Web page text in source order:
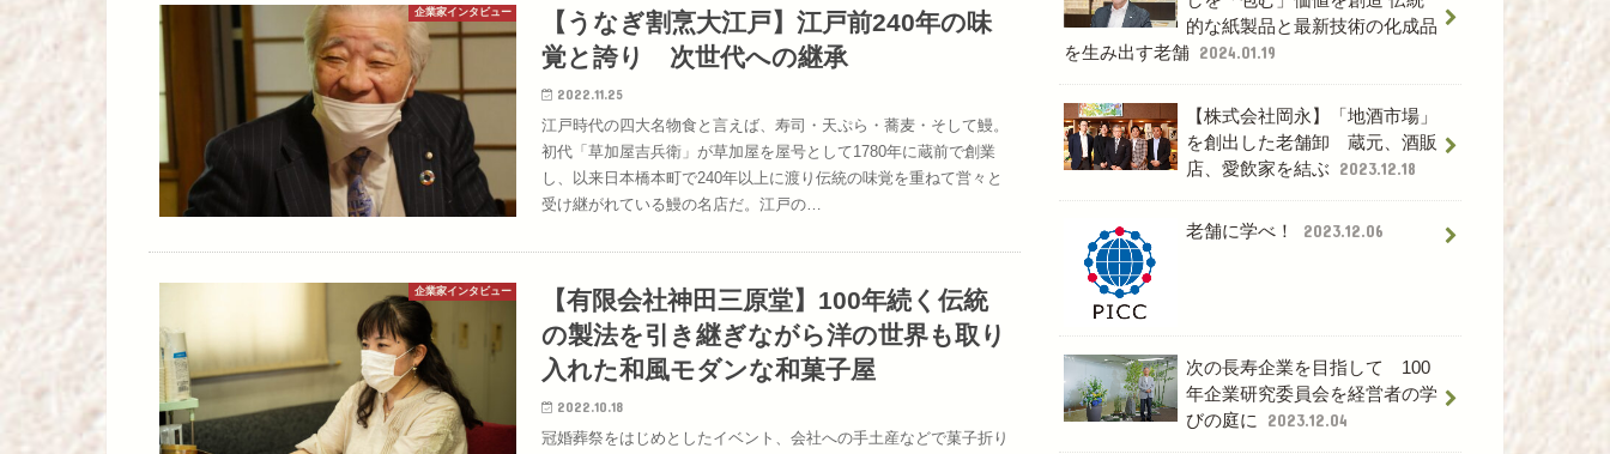
企業家インタビュー
【うなぎ割烹大江戸】江戸前240年の味
覚と誇り 次世代への継承
2022.11.25
江戸時代の四大名物食と言えば、寿司・天ぷら・蕎麦・そして鰻。
初代「草加屋吉兵衛」が草加屋を屋号として1780年に蔵前で創業
し、以来日本橋本町で240年以上に渡り伝統の味覚を重ねて営々と
受け継がれている鰻の名店だ。江戸の…
企業家インタビュー
【有限会社神田三原堂】100年続く伝統
の製法を引き継ぎながら洋の世界も取り
入れた和風モダンな和菓子屋
2022.10.18
冠婚葬祭をはじめとしたイベント、会社への手土産などで菓子折り
的な紙製品と最新技術の化成品
を生み出す老舗 2024.01.19
【株式会社岡永】「地酒市場」
を創出した老舗卸 蔵元、酒販
店、愛飲家を結ぶ
2023.12.18
老舗に学べ！ 2023.12.06
次の長寿企業を目指して 100
年企業研究委員会を経営者の学
びの庭に
2023.12.04